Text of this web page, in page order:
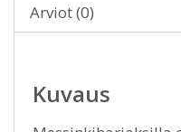
Arviot (0)
Kuvaus